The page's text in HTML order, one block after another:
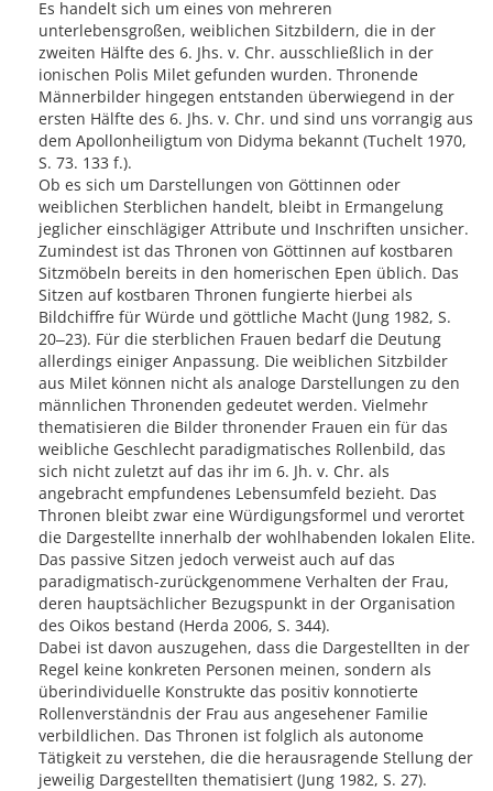
Es handelt sich um eines von mehreren
unterlebensgroßen, weiblichen Sitzbildern, die in der
zweiten Hälfte des 6. Jhs. v. Chr. ausschließlich in der
ionischen Polis Milet gefunden wurden. Thronende
Männerbilder hingegen entstanden überwiegend in der
ersten Hälfte des 6. Jhs. v. Chr. und sind uns vorrangig aus
dem Apollonheiligtum von Didyma bekannt (Tuchelt 1970,
S. 73. 133 f.).
Ob es sich um Darstellungen von Göttinnen oder
weiblichen Sterblichen handelt, bleibt in Ermangelung
jeglicher einschlägiger Attribute und Inschriften unsicher.
Zumindest ist das Thronen von Göttinnen auf kostbaren
Sitzmöbeln bereits in den homerischen Epen üblich. Das
Sitzen auf kostbaren Thronen fungierte hierbei als
Bildchiffre für Würde und göttliche Macht (Jung 1982, S.
20‒23). Für die sterblichen Frauen bedarf die Deutung
allerdings einiger Anpassung. Die weiblichen Sitzbilder
aus Milet können nicht als analoge Darstellungen zu den
männlichen Thronenden gedeutet werden. Vielmehr
thematisieren die Bilder thronender Frauen ein für das
weibliche Geschlecht paradigmatisches Rollenbild, das
sich nicht zuletzt auf das ihr im 6. Jh. v. Chr. als
angebracht empfundenes Lebensumfeld bezieht. Das
Thronen bleibt zwar eine Würdigungsformel und verortet
die Dargestellte innerhalb der wohlhabenden lokalen Elite.
Das passive Sitzen jedoch verweist auch auf das
paradigmatisch-zurückgenommene Verhalten der Frau,
deren hauptsächlicher Bezugspunkt in der Organisation
des Oikos bestand (Herda 2006, S. 344).
Dabei ist davon auszugehen, dass die Dargestellten in der
Regel keine konkreten Personen meinen, sondern als
überindividuelle Konstrukte das positiv konnotierte
Rollenverständnis der Frau aus angesehener Familie
verbildlichen. Das Thronen ist folglich als autonome
Tätigkeit zu verstehen, die die herausragende Stellung der
jeweilig Dargestellten thematisiert (Jung 1982, S. 27).